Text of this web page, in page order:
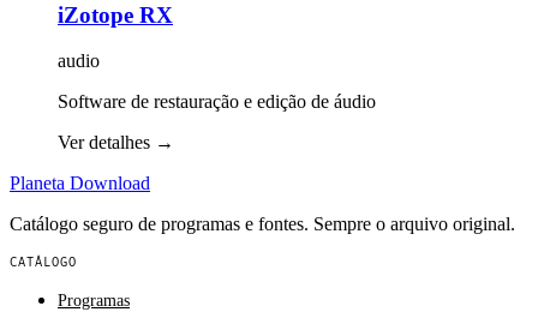
iZotope RX
audio
Software de restauração e edição de áudio
Ver detalhes →
Planeta Download
Catálogo seguro de programas e fontes. Sempre o arquivo original.
CATÁLOGO
Programas